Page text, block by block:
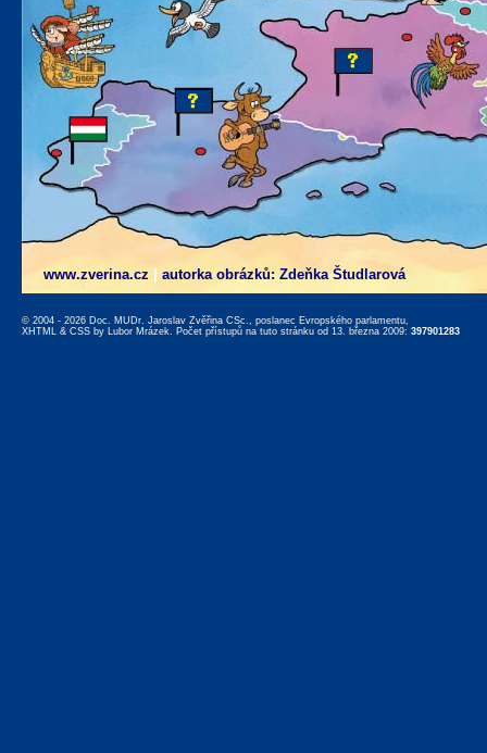
www.zverina.cz autorka obrázků: Zdeňka Študlarová
© 2004 - 2026 Doc. MUDr. Jaroslav Zvěřina CSc., poslanec Evropského parlamentu,
XHTML & CSS by Lubor Mrázek. Počet přístupů na tuto stránku od 13. března 2009: 397901283